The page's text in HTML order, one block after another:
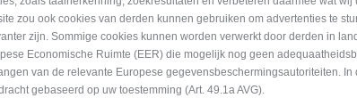
Door de bovenstaande informatie te versturen,
toestemming geef voor de verwerking van mijn
(Privacy Beleid):
zou ook cookies van derden kunnen gebruiken om advertenties te
zijn. Sommige cookies kunnen worden verwerkt door derden in
Economische Ruimte (EER) die mogelijk nog geen
van de relevante Europese gegevensbeschermingsautoriteiten. In
gebaseerd op uw toestemming (Art. 49.1a AVG).